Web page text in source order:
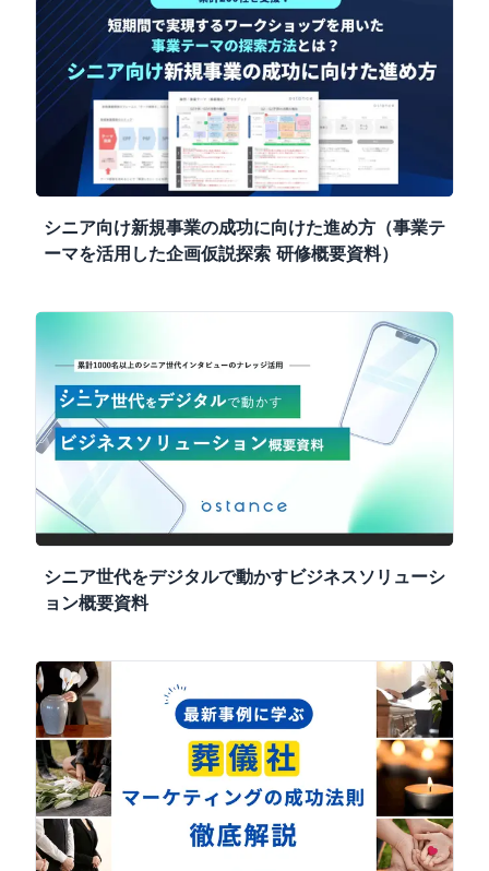
シニア向け新規事業の成功に向けた進め方（事業テ
ーマを活用した企画仮説探索 研修概要資料）
シニア世代をデジタルで動かすビジネスソリューシ
ョン概要資料